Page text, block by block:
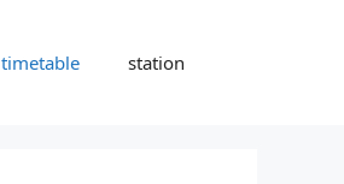
timetable station